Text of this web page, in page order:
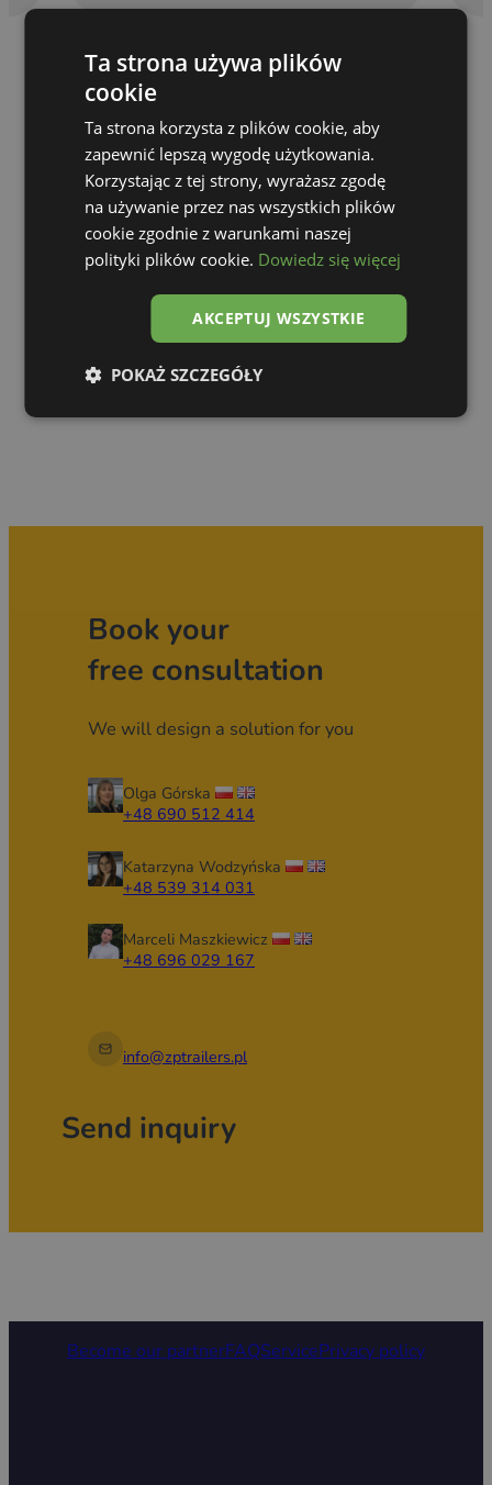
Book your
free consultation
We will design a solution for you
Olga Górska
+48 690 512 414
Katarzyna Wodzyńska
+48 539 314 031
Marceli Maszkiewicz
+48 696 029 167
info@zptrailers.pl
Send inquiry
Become our partnerFAQServicePrivacy policy
Ta strona używa plików
cookie
Ta strona korzysta z plików cookie, aby
zapewnić lepszą wygodę użytkowania.
Korzystając z tej strony, wyrażasz zgodę
na używanie przez nas wszystkich plików
cookie zgodnie z warunkami naszej
polityki plików cookie. Dowiedz się więcej
AKCEPTUJ WSZYSTKIE
POKAŻ SZCZEGÓŁY